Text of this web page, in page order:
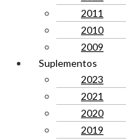
2011
2010
2009
Suplementos
2023
2021
2020
2019